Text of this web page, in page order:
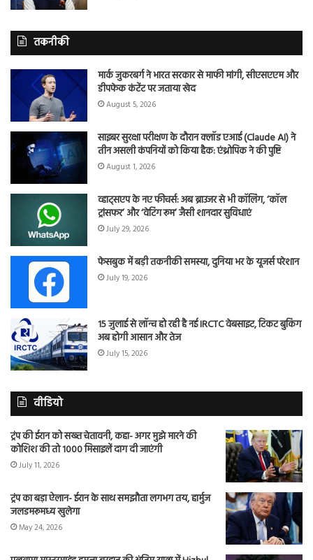
तकनीकी
मार्क जुकरबर्ग ने भारत सरकार से माफी मांगी, सीएसएएम और
डीपफेक कंटेंट पर जताया खेद
August 5, 2026
साइबर सुरक्षा परीक्षण के दौरान क्लॉड एआई (Claude AI) ने
तीन असली कंपनियों को किया हैक: एंथ्रोपिक ने की पुष्टि
August 1, 2026
व्हाट्सएप के नए फीचर्स: अब ब्राउजर से भी कॉलिंग, ‘कॉल
ट्रांसफर’ और ‘वेटिंग रूम’ जैसी शानदार सुविधाएं
July 29, 2026
फेसबुक में बड़ी तकनीकी समस्या, दुनिया भर के यूजर्स परेशान
July 19, 2026
15 जुलाई से लॉन्च हो रही है नई IRCTC वेबसाइट, टिकट बुकिंग
अब होगी आसान और तेज
July 15, 2026
वीडियो
ट्रंप की ईरान को सख्त चेतावनी, कहा- अगर मुझे मारने की
कोशिश की तो 1000 मिसाइलें दाग दी जाएंगी
July 11, 2026
ट्रंप का बड़ा ऐलान- ईरान के साथ समझौता लगभग तय, हार्मुज
जलडमरूमध्य खुलेगा
May 24, 2026